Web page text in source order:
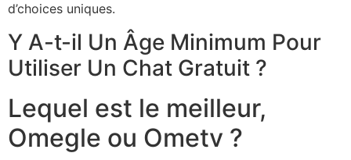
d’choices uniques.
Y A-t-il Un Âge Minimum Pour
Utiliser Un Chat Gratuit ?
Lequel est le meilleur,
Omegle ou Ometv ?